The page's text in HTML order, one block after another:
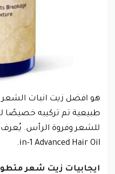
طبيعية تم تركيبه خصيصًا
in-1 Advanced Hair Oil.
ايجابيات زيت شعر متطور 10 في 1 من